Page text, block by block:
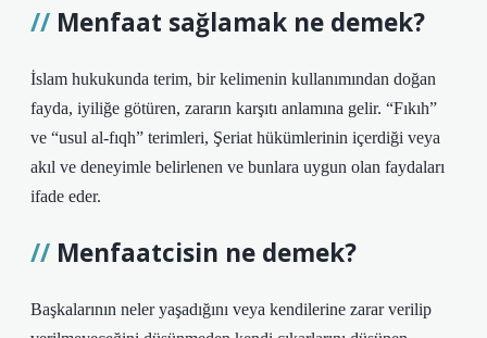
Menfaat sağlamak ne demek?
İslam hukukunda terim, bir kelimenin kullanımından doğan
fayda, iyiliğe götüren, zararın karşıtı anlamına gelir. “Fıkıh”
ve “usul al-fıqh” terimleri, Şeriat hükümlerinin içerdiği veya
akıl ve deneyimle belirlenen ve bunlara uygun olan faydaları
ifade eder.
Menfaatcisin ne demek?
Başkalarının neler yaşadığını veya kendilerine zarar verilip